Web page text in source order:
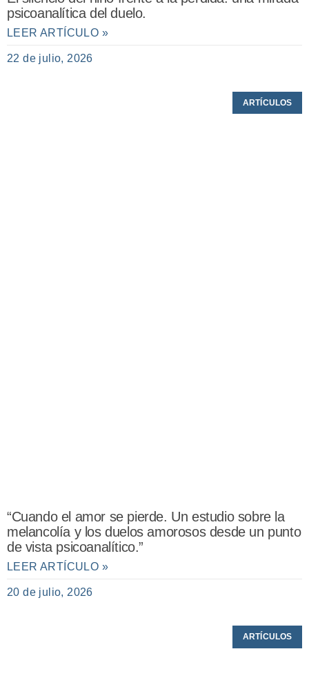
psicoanalítica del duelo.
LEER ARTÍCULO »
22 de julio, 2026
ARTÍCULOS
“Cuando el amor se pierde. Un estudio sobre la
melancolía y los duelos amorosos desde un punto
de vista psicoanalítico.”
LEER ARTÍCULO »
20 de julio, 2026
ARTÍCULOS